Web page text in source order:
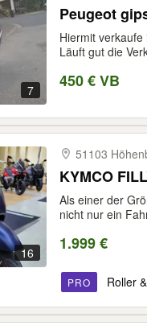
7
Peugeot
Hiermit
Läuft gut die
450 € VB
16
51103
KYMCO
Als einer der
nicht nur ein
1.999 €
PRO Roller